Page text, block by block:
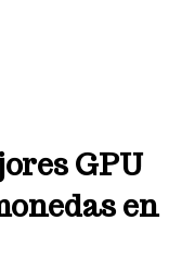
GPU
en